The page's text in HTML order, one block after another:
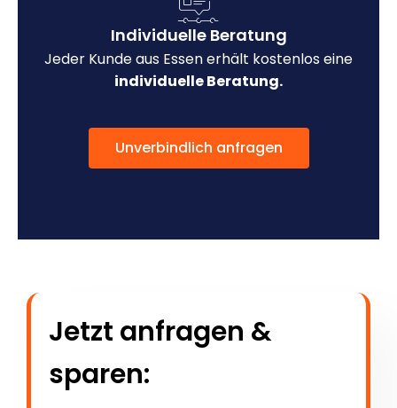
Individuelle Beratung
Jeder Kunde aus Essen erhält kostenlos eine
individuelle Beratung.
Unverbindlich anfragen
Jetzt anfragen &
sparen: